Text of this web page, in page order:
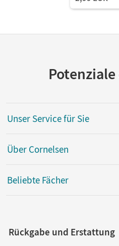
Unser Service für Sie
Über Cornelsen
Beliebte Fächer
Rückgabe und Erstattung